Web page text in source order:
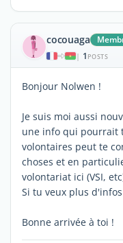
cocouaga
| 1 POSTS
Bonjour Nolwen !
Je suis moi aussi
une info qui pourrait
volontaires peut te
choses et en
volontariat ici (VSI,
Si tu veux plus
Bonne arrivée à toi !